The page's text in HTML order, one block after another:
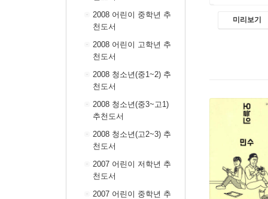
2008 어린이 중학년 추
천도서
2008 어린이 고학년 추
천도서
2008 청소년(중1~2) 추
천도서
2008 청소년(중3~고1)
추천도서
2008 청소년(고2~3) 추
천도서
2007 어린이 저학년 추
천도서
2007 어린이 중학년 추
미리보기